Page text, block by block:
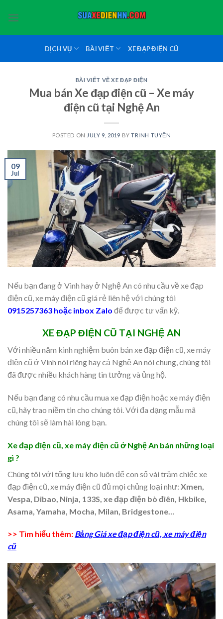
DỊCH VỤ BÀI VIẾT XE ĐẠP ĐIỆN CŨ
BÀI VIẾT VỀ XE ĐẠP ĐIỆN
Mua bán Xe đạp điện cũ – Xe máy
điện cũ tại Nghệ An
POSTED ON JULY 9, 2019 BYTRỊNH TUYỂN
09
Jul
Nếu bạn đang ở Vinh hay ở Nghệ An có nhu cầu về xe đạp
điện cũ, xe máy điện cũ giá rẻ liên hệ với chúng tôi
0915257363 hoặc inbox Zalo để được tư vấn kỹ.
XE ĐẠP ĐIỆN CŨ TẠI NGHỆ AN
Với nhiều năm kinh nghiệm buôn bán xe đạp điện cũ, xe máy
điện cũ ở Vinh nói riêng hay cả Nghệ An nói chung, chúng tôi
đã được nhiều khách hàng tin tưởng và ủng hộ.
Nếu bạn đang có nhu cầu mua xe đạp điện hoặc xe máy điện
cũ, hãy trao niềm tin cho chúng tôi. Với đa dạng mẫu mã
chúng tôi sẽ làm hài lòng bạn.
Xe đạp điện cũ, xe máy điện cũ ở Nghệ An bán những loại
gì ?
Chúng tôi với tổng lưu kho luôn để con số vài trăm chiếc xe
đạp điện cũ, xe máy điện cũ đủ mọi chủng loại như: Xmen,
Vespa, Dibao, Ninja, 133S, xe đạp điện bò điên, Hkbike,
Asama, Yamaha, Mocha, Milan, Bridgestone…
>> Tìm hiểu thêm: Bảng Giá xe đạp điện cũ, xe máy điện
cũ